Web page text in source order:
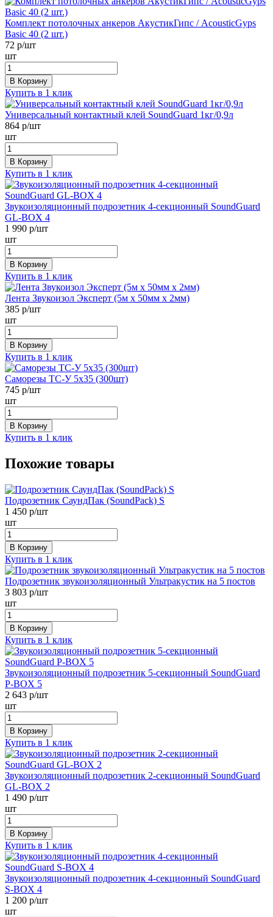
Комплект потолочных анкеров АкустикГипс / AcousticGyps
Basic 40 (2 шт.)
72 р/шт
шт
В Корзину
Купить в 1 клик
Универсальный контактный клей SoundGuard 1кг/0,9л
864 р/шт
шт
В Корзину
Купить в 1 клик
Звукоизоляционный подрозетник 4-секционный SoundGuard
GL-BOX 4
1 990 р/шт
шт
В Корзину
Купить в 1 клик
Лента Звукоизол Эксперт (5м x 50мм x 2мм)
385 р/шт
шт
В Корзину
Купить в 1 клик
Саморезы ТС-У 5х35 (300шт)
745 р/шт
шт
В Корзину
Купить в 1 клик
Похожие товары
Подрозетник СаундПак (SoundPack) S
1 450 р/шт
шт
В Корзину
Купить в 1 клик
Подрозетник звукоизоляционный Ультракустик на 5 постов
3 803 р/шт
шт
В Корзину
Купить в 1 клик
Звукоизоляционный подрозетник 5-секционный SoundGuard
P-BOX 5
2 643 р/шт
шт
В Корзину
Купить в 1 клик
Звукоизоляционный подрозетник 2-секционный SoundGuard
GL-BOX 2
1 490 р/шт
шт
В Корзину
Купить в 1 клик
Звукоизоляционный подрозетник 4-секционный SoundGuard
S-BOX 4
1 200 р/шт
шт